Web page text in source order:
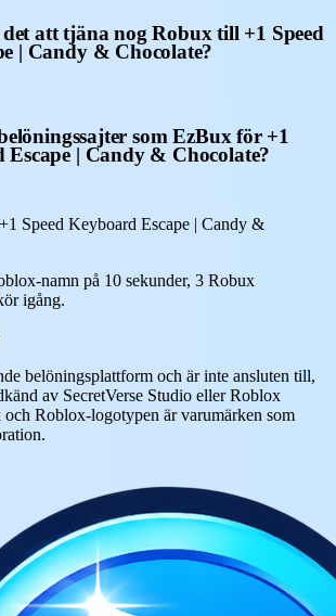
att tjäna nog Robux till +1 Speed
| Candy & Chocolate?
som EzBux för +1
Escape | Candy & Chocolate?
Speed Keyboard Escape | Candy &
namn på 10 sekunder, 3 Robux
igång.
belöningsplattform och är inte ansluten till,
av SecretVerse Studio eller Roblox
Roblox-logotypen är varumärken som